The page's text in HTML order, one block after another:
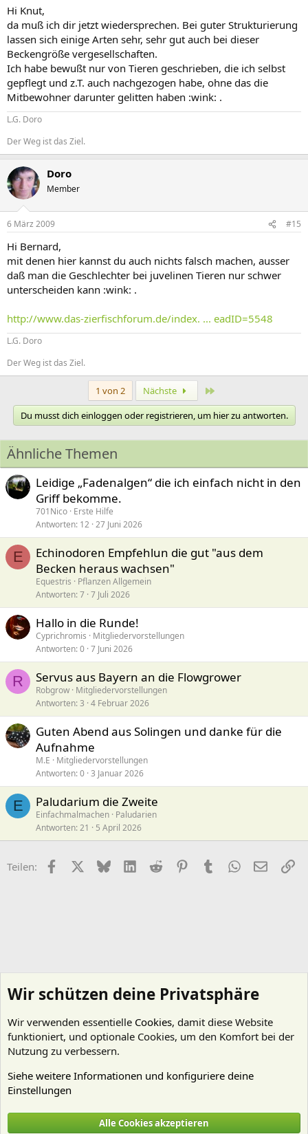
Hi Knut,
da muß ich dir jetzt wiedersprechen. Bei guter Strukturierung
lassen sich einige Arten sehr, sehr gut auch bei dieser
Beckengröße vergesellschaften.
Ich habe bewußt nur von Tieren geschrieben, die ich selbst
gepflegt und z.T. auch nachgezogen habe, ohne das die
Mitbewohner darunter gelitten haben :wink: .
L.G. Doro
Der Weg ist das Ziel.
Doro
Member
6 März 2009 #15
Hi Bernard,
mit denen hier kannst du auch nichts falsch machen, ausser
daß man die Geschlechter bei juvelinen Tieren nur schwer
unterscheiden kann :wink: .
http://www.das-zierfischforum.de/index. ... eadID=5548
L.G. Doro
Der Weg ist das Ziel.
1 von 2 Nächste
Du musst dich einloggen oder registrieren, um hier zu antworten.
Ähnliche Themen
Leidige „Fadenalgen“ die ich einfach nicht in den
Griff bekomme.
701Nico Erste Hilfe
Antworten 12 27 Juni 2026
E
Echinodoren Empfehlun die gut "aus dem
Becken heraus wachsen"
Equestris
Pflanzen Allgemein
Antworten 7 7 Juli 2026
Hallo in die Runde!
Cyprichromis
Mitgliedervorstellungen
Antworten 0 7 Juni 2026
R Servus aus Bayern an die Flowgrower
Robgrow Mitgliedervorstellungen
Antworten 3 4 Februar 2026
Guten Abend aus Solingen und danke für die
Aufnahme
M.E
Mitgliedervorstellungen
Antworten 0 3 Januar 2026
E Paludarium die Zweite
Einfachmalmachen Paludarien
Antworten 21 5 April 2026
Teilen: FacebookX (Twitter)
BlueskyLinkedIn
Reddit PinterestTumblr WhatsApp
E-Mail
Wir schützen deine Privatsphäre
Wir verwenden essentielle Cookies, damit diese Website
funktioniert, und optionale Cookies, um den Komfort bei der
Nutzung zu verbessern.
Siehe weitere Informationen und konfiguriere deine
Einstellungen
Alle Cookies akzeptieren